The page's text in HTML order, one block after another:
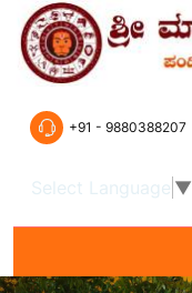
+91 - 9880388207
Select Language ▼